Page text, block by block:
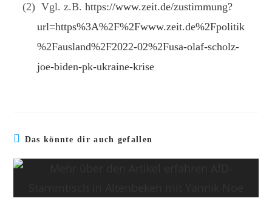
(2) Vgl. z.B.https://www.zeit.de/zustimmung?
url=https%3A%2F%2Fwww.zeit.de%2Fpolitik
%2Fausland%2F2022-02%2Fusa-olaf-scholz-
joe-biden-pk-ukraine-krise
Das könnte dir auch gefallen